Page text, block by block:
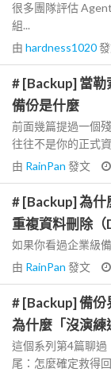
很多團隊評估
組...
由 hardness1020
# [Backup] 當勒
備份是什麼
前面幾篇提過一個
往往不是你的正式
由 RainPan 發文
# [Backup] 為什
重複資料刪除（
如果你看過企業級
由 RainPan 發文
# [Backup] 備份
為什麼「沒演
這個系列第4篇聊
尾：怎麼確定救得